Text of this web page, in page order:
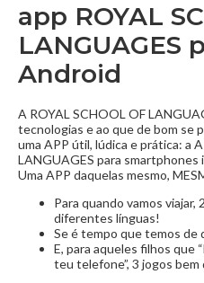
app ROYAL
LANGUAGES
Android
A ROYAL SCHOOL OF
tecnologias e ao que de bom se
uma APP útil, lúdica e prática: a
LANGUAGES para smartphones
Uma APP daquelas mesmo,
Para quando vamos viajar,
diferentes línguas!
Se é tempo que temos de
E, para aqueles filhos que
teu telefone”, 3 jogos